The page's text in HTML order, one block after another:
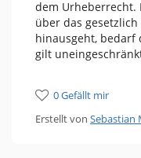
dem Urheberrecht.
über das gesetzlich
hinausgeht, bedarf
gilt
0 Gefällt mir
Erstellt von Sebastian